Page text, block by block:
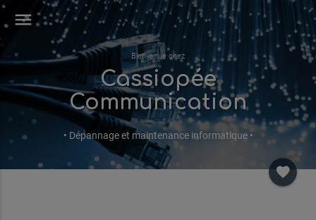
menu
Bienvenue chez
Cassiopée
Communication
• Dépannage et maintenance informatique •
favorite